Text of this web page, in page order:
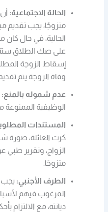
الحالة الاجتماعية:
متزوجًا، يجب تقديم
الحالية، في حال
على صك الطلاق
إسقاط الزوجة
وفاة الزوجة يتم
عدم شموله بالمنع:
الوظيفية الممنوعة
المستندات
كرت العائلة، صورة
الزواج، وتقرير طبي
متزوجًا.
الطرف الأجنبي: يجب
المرغوب فيهم
ديانته، مع الالتزام